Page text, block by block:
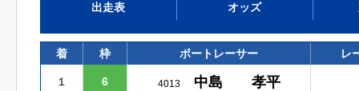
出走表 オッズ
着 枠 ボートレーサー レ
１ 6 4013 中島 孝平